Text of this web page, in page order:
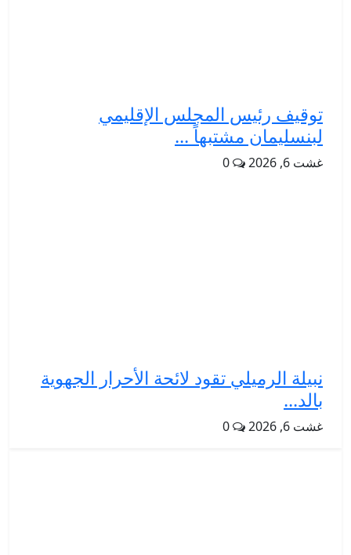
توقيف رئيس المجلس الإقليمي
لبنسليمان مشتبهاً ...
غشت 6, 2026 0
نبيلة الرميلي تقود لائحة الأحرار الجهوية
بالد...
غشت 6, 2026 0